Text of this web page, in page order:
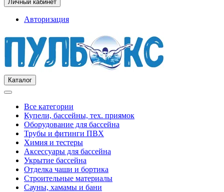
Личный кабинет
Авторизация
Каталог
Все категории
Купели, бассейны, тех. приямок
Оборудование для бассейна
Трубы и фитинги ПВХ
Химия и тестеры
Аксессуары для бассейна
Укрытие бассейна
Отделка чаши и бортика
Строительные материалы
Сауны, хамамы и бани